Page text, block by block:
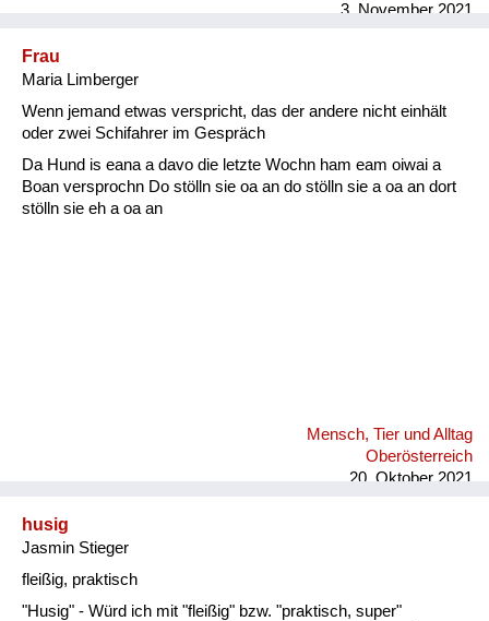
3. November 2021
Frau
Maria Limberger
Wenn jemand etwas verspricht, das der andere nicht einhält
oder zwei Schifahrer im Gespräch
Da Hund is eana a davo die letzte Wochn ham eam oiwai a
Boan versprochn Do stölln sie oa an do stölln sie a oa an dort
stölln sie eh a oa an
Mensch, Tier und Alltag
Oberösterreich
20. Oktober 2021
husig
Jasmin Stieger
fleißig, praktisch
"Husig" - Würd ich mit "fleißig" bzw. "praktisch, super"